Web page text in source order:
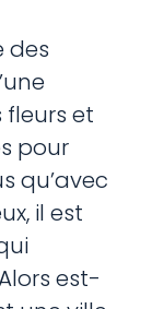
des
et
pour
qu’avec
il est
est-